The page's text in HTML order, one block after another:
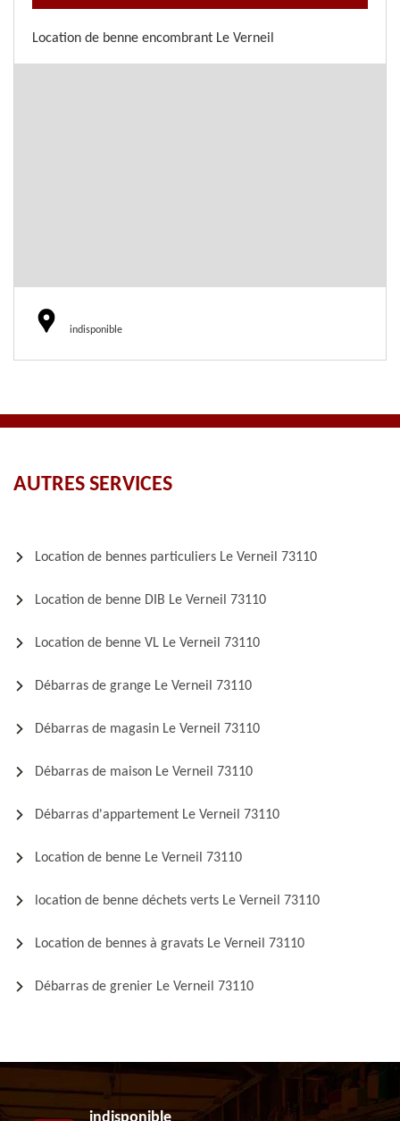
Location de benne encombrant Le Verneil
indisponible
AUTRES SERVICES
Location de bennes particuliers Le Verneil 73110
Location de benne DIB Le Verneil 73110
Location de benne VL Le Verneil 73110
Débarras de grange Le Verneil 73110
Débarras de magasin Le Verneil 73110
Débarras de maison Le Verneil 73110
Débarras d'appartement Le Verneil 73110
Location de benne Le Verneil 73110
location de benne déchets verts Le Verneil 73110
Location de bennes à gravats Le Verneil 73110
Débarras de grenier Le Verneil 73110